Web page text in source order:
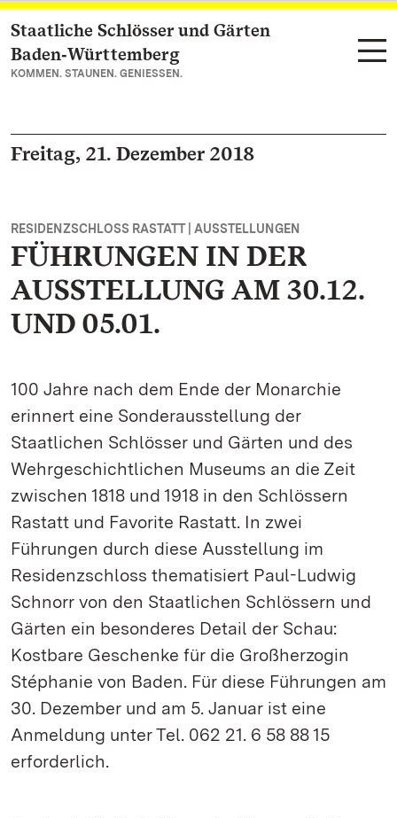
Zum Hauptinhalt springen
Staatliche Schlösser und Gärten
Baden‑Württemberg
KOMMEN. STAUNEN. GENIESSEN.
Freitag, 21. Dezember 2018
RESIDENZSCHLOSS RASTATT | AUSSTELLUNGEN
FÜHRUNGEN IN DER
AUSSTELLUNG AM 30.12.
UND 05.01.
100 Jahre nach dem Ende der Monarchie
erinnert eine Sonderausstellung der
Staatlichen Schlösser und Gärten und des
Wehrgeschichtlichen Museums an die Zeit
zwischen 1818 und 1918 in den Schlössern
Rastatt und Favorite Rastatt. In zwei
Führungen durch diese Ausstellung im
Residenzschloss thematisiert Paul-Ludwig
Schnorr von den Staatlichen Schlössern und
Gärten ein besonderes Detail der Schau:
Kostbare Geschenke für die Großherzogin
Stéphanie von Baden. Für diese Führungen am
30. Dezember und am 5. Januar ist eine
Anmeldung unter Tel. 062 21. 6 58 88 15
erforderlich.